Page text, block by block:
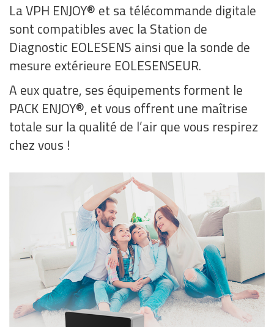
La VPH ENJOY® et sa télécommande digitale
sont compatibles avec la Station de
Diagnostic EOLESENS ainsi que la sonde de
mesure extérieure EOLESENSEUR.
A eux quatre, ses équipements forment le
PACK ENJOY®, et vous offrent une maîtrise
totale sur la qualité de l’air que vous respirez
chez vous !